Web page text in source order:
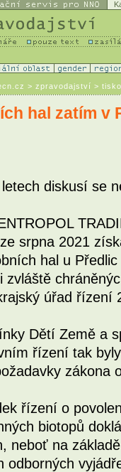
> zpravodajství >
hal zatím v
diskusí se
srpna 2021
hal u
zvláště
úřad řízení
Dětí Země a
řízení tak
zákona
řízení o
biotopů
neboť na
odborných